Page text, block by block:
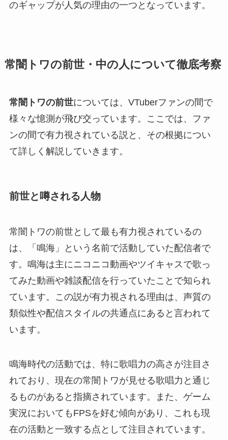
のギャップが人気の理由の一つとなっています。
常闇トワの前世・中の人について徹底考察
常闇トワの前世については、VTuberファンの間で
様々な憶測が飛び交っています。ここでは、ファ
ンの間で有力視されている説と、その根拠につい
て詳しく解説していきます。
前世と噂される人物
常闇トワの前世として最も有力視されているの
は、「鳴海」という名前で活動していた配信者で
す。鳴海は主にニコニコ動画やツイキャスで歌っ
てみた動画や雑談配信を行っていたことで知られ
ています。この説が有力視される理由は、声質の
類似性や配信スタイルの共通点にあると言われて
います。
鳴海時代の活動では、特に歌唱力の高さが注目さ
れており、現在の常闇トワが見せる歌唱力と通じ
るものがあると指摘されています。また、ゲーム
実況においてもFPSを好む傾向があり、これも現
在の活動と一致する点として注目されています。